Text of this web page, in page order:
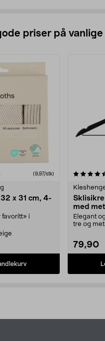
priser på
anmeldelser(9,97/stk)
x 31 cm, 4-
favoritt» i
med
Elegant
tre og
79,90